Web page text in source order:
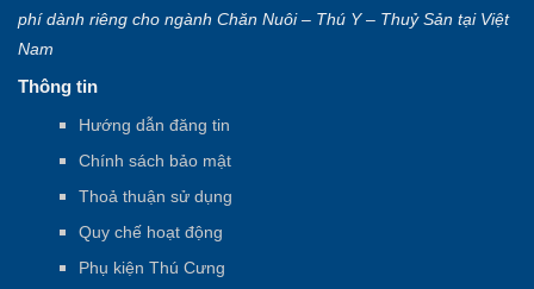
phí dành riêng cho ngành Chăn Nuôi – Thú Y – Thuỷ Sản tại Việt
Nam
Thông tin
Hướng dẫn đăng tin
Chính sách bảo mật
Thoả thuận sử dụng
Quy chế hoạt động
Phụ kiện Thú Cưng